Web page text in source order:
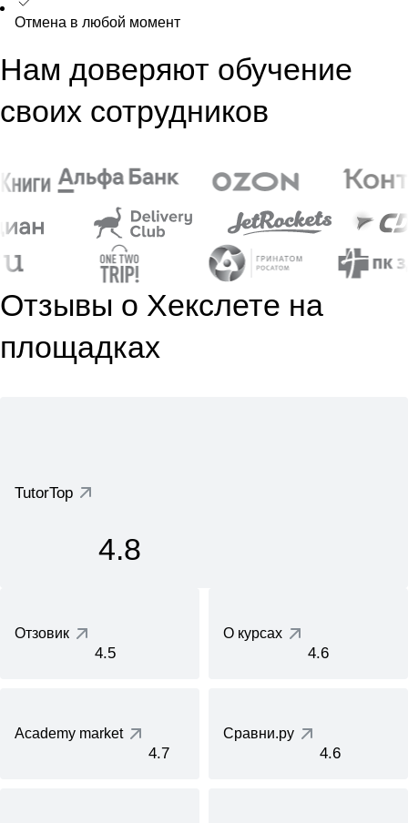
Отмена в любой момент
Нам доверяют обучение
своих сотрудников
Отзывы о Хекслете на
площадках
TutorTop
4.8
Отзовик
4.5
О курсах
4.6
Academy market
4.7
Сравни.ру
4.6